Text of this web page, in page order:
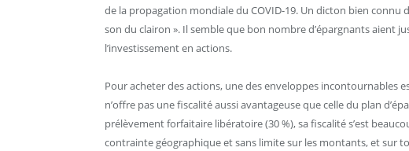
de la propagation mondiale du COVID-19. Un dicton bien connu
son du clairon ». Il semble que bon nombre d’épargnants aient
l’investissement en actions.
Pour acheter des actions, une des enveloppes incontournables
n’offre pas une fiscalité aussi avantageuse que celle du plan
prélèvement forfaitaire libératoire (30 %), sa fiscalité s’est
contrainte géographique et sans limite sur les montants, et sur